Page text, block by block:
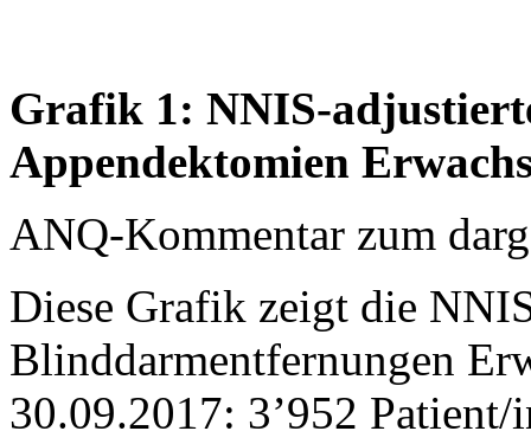
Grafik 1: NNIS-
Appendektomien
ANQ-Kommentar zum
Diese Grafik zeigt die
Blinddarmentfernungen
30.09.2017: 3’952